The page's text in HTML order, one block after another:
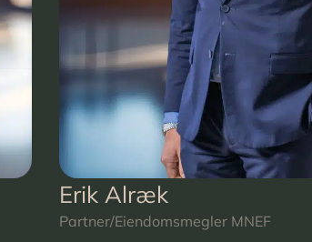
Erik Alræk
Partner/Eiendomsmegler MNEF